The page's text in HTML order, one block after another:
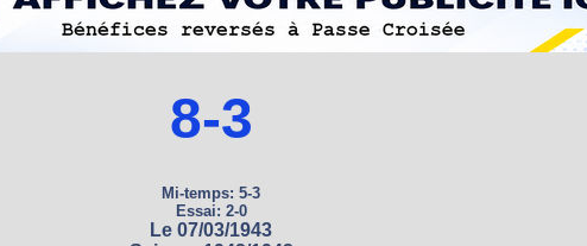
8-3
Mi-temps: 5-3
Essai: 2-0
Le 07/03/1943